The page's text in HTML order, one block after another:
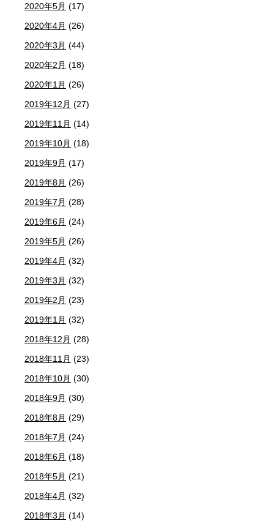
2020年5月 (17)
2020年4月 (26)
2020年3月 (44)
2020年2月 (18)
2020年1月 (26)
2019年12月 (27)
2019年11月 (14)
2019年10月 (18)
2019年9月 (17)
2019年8月 (26)
2019年7月 (28)
2019年6月 (24)
2019年5月 (26)
2019年4月 (32)
2019年3月 (32)
2019年2月 (23)
2019年1月 (32)
2018年12月 (28)
2018年11月 (23)
2018年10月 (30)
2018年9月 (30)
2018年8月 (29)
2018年7月 (24)
2018年6月 (18)
2018年5月 (21)
2018年4月 (32)
2018年3月 (14)